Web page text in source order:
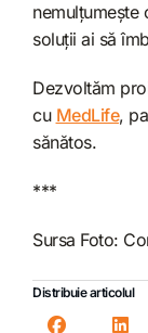
nemulțumește
soluții ai să
Dezvoltăm
cu MedLife,
sănătos.
***
Sursa Foto:
Distribuie articolul